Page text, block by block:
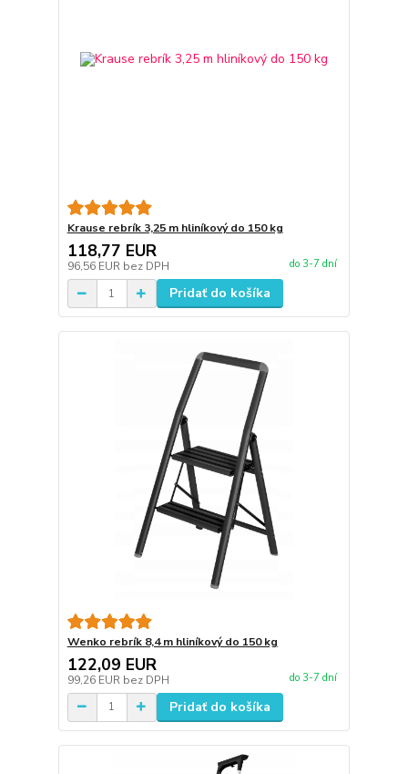
Krause rebrík 3,25 m hliníkový do 150 kg
118,77 EUR
96,56 EUR bez DPH do 3-7 dní
Pridať do košíka
Wenko rebrík 8,4 m hliníkový do 150 kg
122,09 EUR
99,26 EUR bez DPH do 3-7 dní
Pridať do košíka